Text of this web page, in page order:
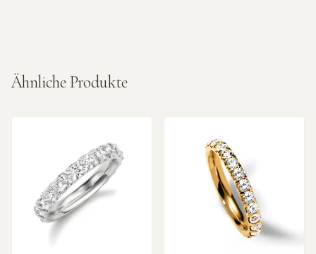
Ähnliche Produkte